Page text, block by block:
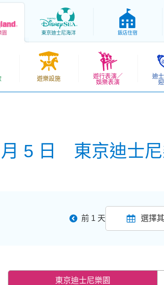
園 東京迪士尼海洋 飯店住宿
遊樂設施
遊行表演／
娛樂表演
迪
5 日 東京迪士
前 1 天 選擇
東京迪士尼樂園